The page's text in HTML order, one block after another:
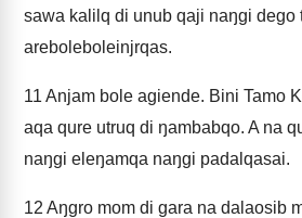
sawa kalilq di unub qaji naŋgi dego
areboleboleinjrqas.
11 Anjam bole agiende. Bini Tamo
aqa qure utruq di ŋambabqo. A na
naŋgi eleŋamqa naŋgi padalqasai.
12 Aŋgro mom di gara na dalaosib